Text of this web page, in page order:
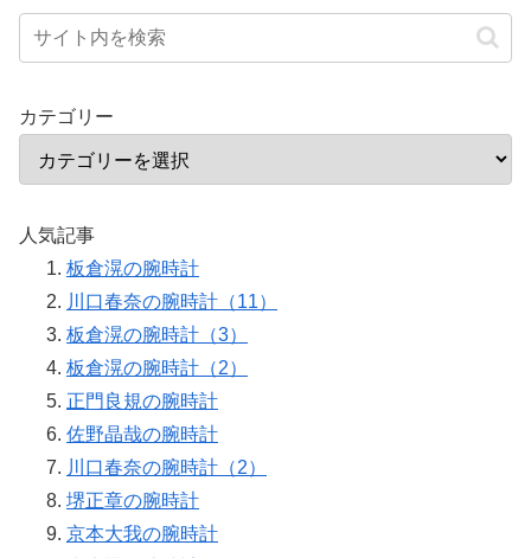
カテゴリー
人気記事
板倉滉の腕時計
川口春奈の腕時計（11）
板倉滉の腕時計（3）
板倉滉の腕時計（2）
正門良規の腕時計
佐野晶哉の腕時計
川口春奈の腕時計（2）
堺正章の腕時計
京本大我の腕時計